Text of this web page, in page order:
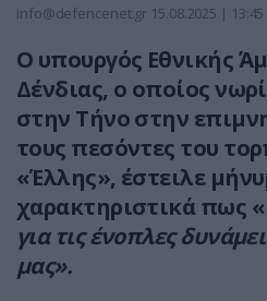
info@defencenet.gr 15.08.2025 | 13:45
Ο υπουργός Εθνικής
Δένδιας, ο οποίος
στην Τήνο στην
τους πεσόντες του
«Έλλης», έστειλε
χαρακτηριστικά πως «
για τις ένοπλες
μας».